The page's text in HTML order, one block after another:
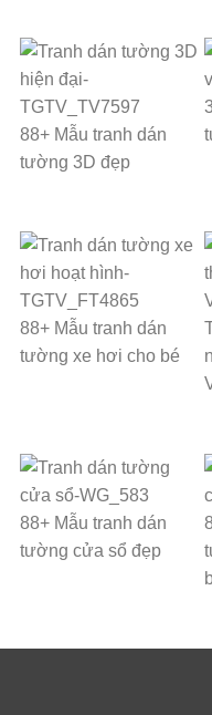
88+ Mẫu tranh dán
tường 3D đẹp
88+ Mẫu tranh dán
tường xe hơi cho bé
88+ Mẫu tranh dán
tường cửa sổ đẹp